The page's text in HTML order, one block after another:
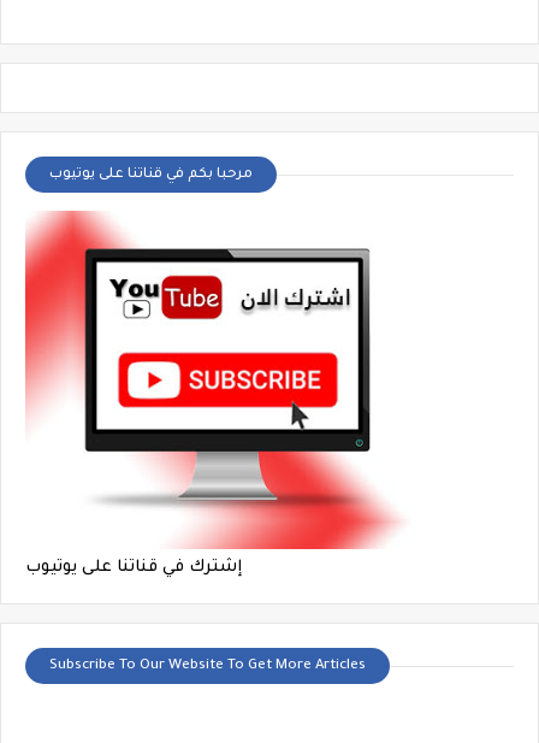
مرحبا بكم في قناتنا على يوتيوب
إشترك في قناتنا على يوتيوب
Subscribe To Our Website To Get More Articles